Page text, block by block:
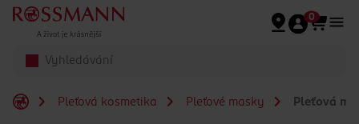
Přeskočit na hlavmní obsah
0
Pleťová kosmetika Pleťové masky Pleťová